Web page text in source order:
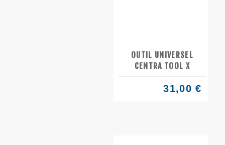
OUTIL UNIVERSEL
CENTRA TOOL X
31,00 €